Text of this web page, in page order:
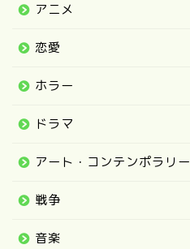
アニメ
恋愛
ホラー
ドラマ
アート・コンテンポラリー
戦争
音楽